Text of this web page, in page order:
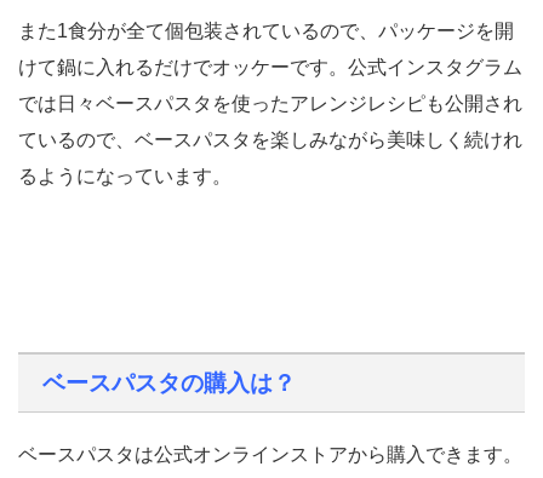
また1食分が全て個包装されているので、パッケージを開
けて鍋に入れるだけでオッケーです。公式インスタグラム
では日々ベースパスタを使ったアレンジレシピも公開され
ているので、ベースパスタを楽しみながら美味しく続けれ
るようになっています。
ベースパスタの購入は？
ベースパスタは公式オンラインストアから購入できます。